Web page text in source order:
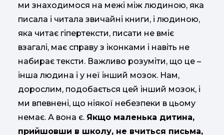
ми знаходимося на межі між людиною, яка
писала і читала звичайні книги, і людиною,
яка читає гіпертексти, писати не вміє
взагалі, має справу з іконками і навіть не
набирає тексти. Важливо розуміти, що це –
інша людина і у неї інший мозок. Нам,
дорослим, подобається цей інший мозок, і
ми впевнені, що ніякої небезпеки в цьому
немає. А вона є. Якщо маленька дитина,
прийшовши в школу, не вчиться письма,